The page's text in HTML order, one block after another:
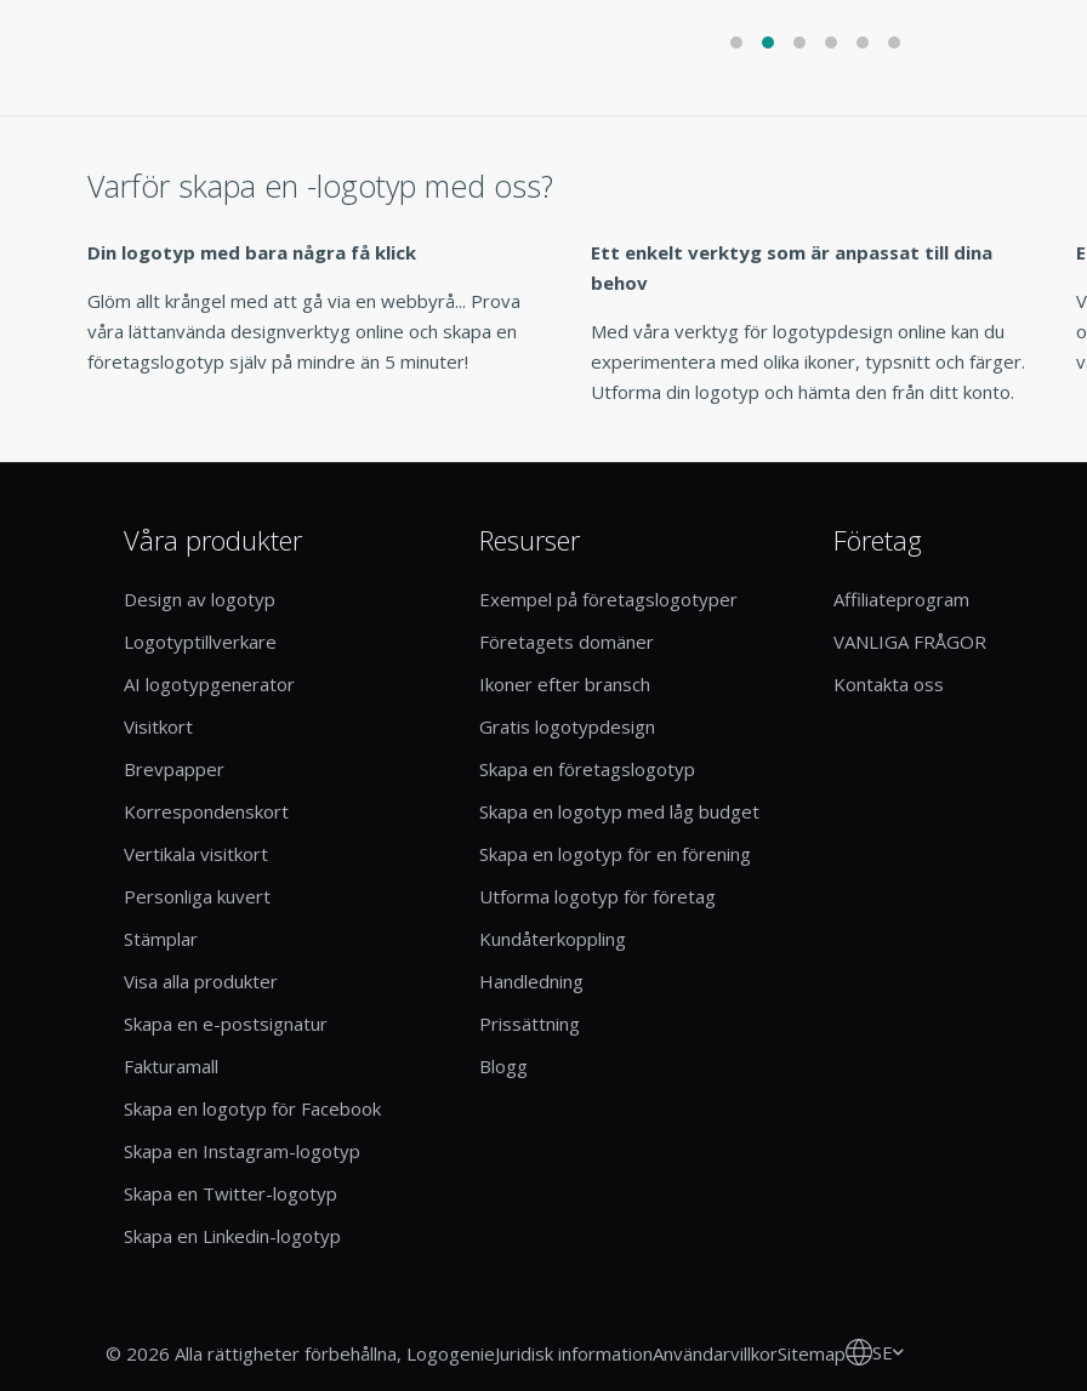
logotypmakaren mycket
Varför skapa en -logotyp med oss?
Din logotyp med bara några få klick
Glöm allt krångel med att gå via en webbyrå... Prova
våra lättanvända designverktyg online och skapa en
företagslogotyp själv på mindre än 5 minuter!
Ett enkelt verktyg som är anpassat till dina
behov
Med våra verktyg för logotypdesign online kan du
experimentera med olika ikoner, typsnitt och färger.
Utforma din logotyp och hämta den från ditt konto.
Våra produkter
Design av logotyp
Logotyptillverkare
AI logotypgenerator
Visitkort
Brevpapper
Korrespondenskort
Vertikala visitkort
Personliga kuvert
Stämplar
Visa alla produkter
Skapa en e-postsignatur
Fakturamall
Skapa en logotyp för Facebook
Skapa en Instagram-logotyp
Skapa en Twitter-logotyp
Skapa en Linkedin-logotyp
Resurser
Exempel på företagslogotyper
Företagets domäner
Ikoner efter bransch
Gratis logotypdesign
Skapa en företagslogotyp
Skapa en logotyp med låg budget
Skapa en logotyp för en förening
Utforma logotyp för företag
Kundåterkoppling
Handledning
Prissättning
Blogg
Företag
Affiliateprogram
VANLIGA FRÅGOR
Kontakta oss
© 2026 Alla rättigheter förbehållna, LogogenieJuridisk informationAnvändarvillkorSitemap SE